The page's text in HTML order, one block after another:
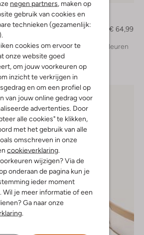
negen partners , maken op
gebruik van cookies en
technieken (gezamenlijk:
cookies om ervoor te
onze website goed
om jouw voorkeuren op
inzicht te verkrijgen in
en om een profiel op
van jouw online gedrag voor
advertenties. Door
alle cookies" te klikken,
met het gebruik van alle
omschreven in onze
cookieverklaring
wijzigen? Via de
onderaan de pagina kun je
ieder moment
Wil je meer informatie of een
Ga naar onze
look
Notre-V
€ 129,99
€ 64,99
+ meer kleuren